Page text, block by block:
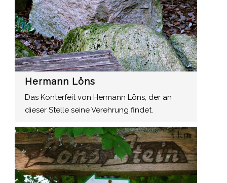
Hermann Löns
Das Konterfeit von Hermann Löns, der an
dieser Stelle seine Verehrung findet.